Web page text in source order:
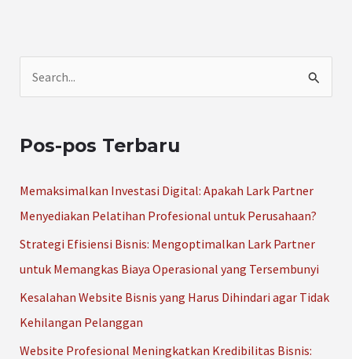
i
:
Pos-pos Terbaru
Memaksimalkan Investasi Digital: Apakah Lark Partner
Menyediakan Pelatihan Profesional untuk Perusahaan?
Strategi Efisiensi Bisnis: Mengoptimalkan Lark Partner
untuk Memangkas Biaya Operasional yang Tersembunyi
Kesalahan Website Bisnis yang Harus Dihindari agar Tidak
Kehilangan Pelanggan
Website Profesional Meningkatkan Kredibilitas Bisnis: